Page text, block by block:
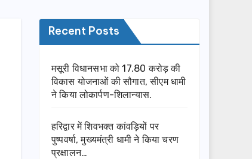
Recent Posts
मसूरी विधानसभा को 17.80 करोड़ की
विकास योजनाओं की सौगात, सीएम धामी
ने किया लोकार्पण-शिलान्यास.
हरिद्वार में शिवभक्त कांवड़ियों पर
पुष्पवर्षा, मुख्यमंत्री धामी ने किया चरण
प्रक्षालन…